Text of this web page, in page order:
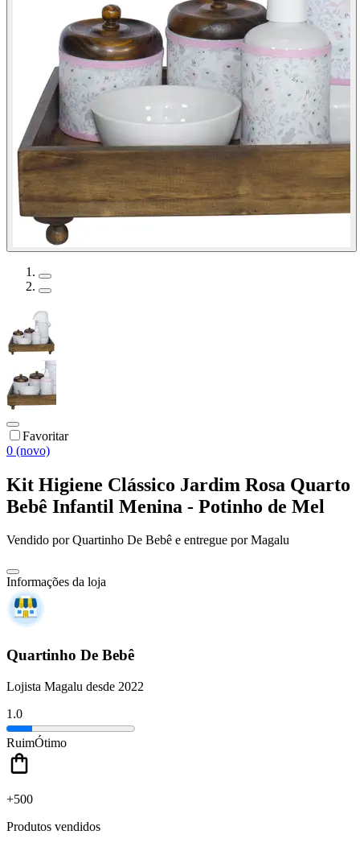
Favoritar
0 (novo)
Kit Higiene Clássico Jardim Rosa Quarto
Bebê Infantil Menina - Potinho de Mel
Vendido porQuartinho De Bebê e entregue por Magalu
Informações da loja
Quartinho De Bebê
Lojista Magalu desde 2022
1.0
RuimÓtimo
+500
Produtos vendidos